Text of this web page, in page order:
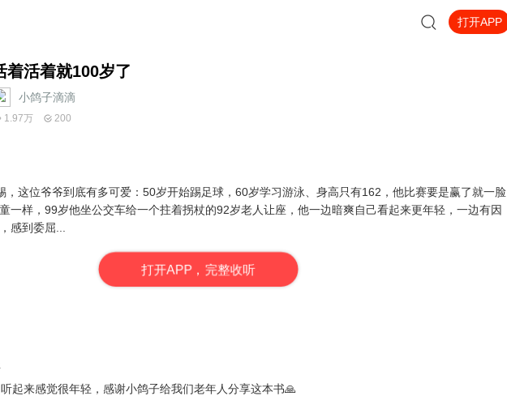
打开APP
着活着就100岁了
小鸽子滴滴
1.97万 200
，这位爷爷到底有多可爱：50岁开始踢足球，60岁学习游泳、身高只有162，他比赛要是赢了就一脸
一样，99岁他坐公交车给一个拄着拐杖的92岁老人让座，他一边暗爽自己看起来更年轻，一边有因
感到委屈...
打开APP，完整收听
起来感觉很年轻，感谢小鸽子给我们老年人分享这本书🙏